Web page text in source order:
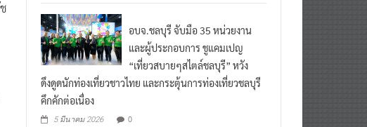
และผู้ประกอบการ ชูแคมเปญ
“เที่ยวสบายๆสไตล์ชลบุรี” หวัง
ดึงดูดนักท่องเที่ยวชาวไทย และกระตุ้นการท่องเที่ยวชลบุรี
คึกคักต่อเนื่อง